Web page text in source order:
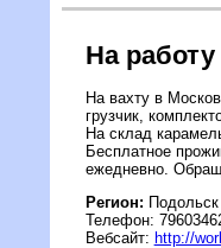
На
На вахту в
грузчик,
На склад
Бесплатное
ежедневно.
Регион: Подольск
Телефон:
Вебсайт: http://